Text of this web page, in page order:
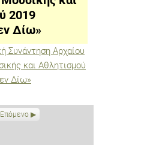
2019
Δίω»
Συνάντηση Αρχαίου
και Αθλητισμού
Δίω»
Επόμενο